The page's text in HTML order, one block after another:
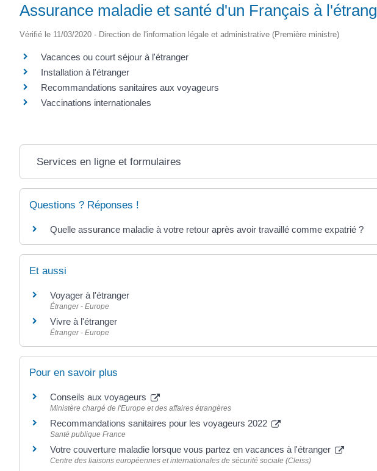
Assurance maladie et santé d'un Français à
Vérifié le 11/03/2020 - Direction de l'information légale et administrative (Première ministre)
Vacances ou court séjour à l'étranger
Installation à l'étranger
Recommandations sanitaires aux voyageurs
Vaccinations internationales
Services en ligne et formulaires
Questions ? Réponses !
Quelle assurance maladie à votre retour après avoir travaillé comme expatrié ?
Et aussi
Voyager à l'étranger
Étranger - Europe
Vivre à l'étranger
Étranger - Europe
Pour en savoir plus
Conseils aux voyageurs
Ministère chargé de l'Europe et des affaires étrangères
Recommandations sanitaires pour les voyageurs 2022
Santé publique France
Votre couverture maladie lorsque vous partez en vacances à l'étranger
Centre des liaisons européennes et internationales de sécurité sociale (Cleiss)